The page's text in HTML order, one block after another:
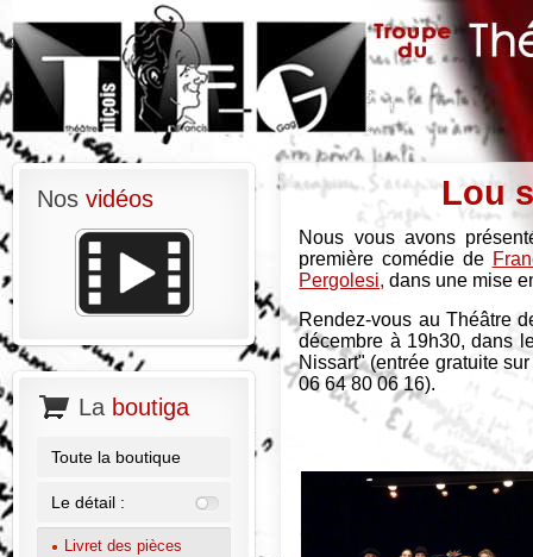
Lou
Nous vous avons
première comédie de
Pergolesi, dans une mise
Rendez-vous au Théâtre
décembre à 19h30, dans
Nissart" (entrée gratuite
06 64 80 06 16).
Nos vidéos
La boutiga
Toute la boutique
Le détail :
Livret des pièces